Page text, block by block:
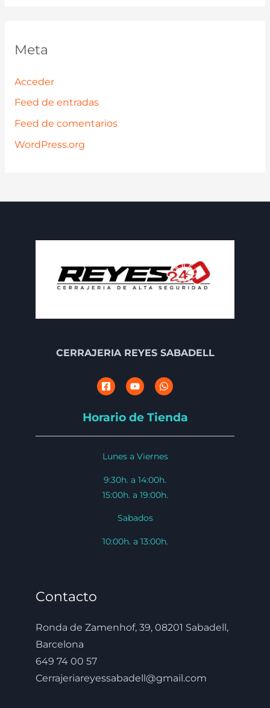
Meta
Acceder
Feed de entradas
Feed de comentarios
WordPress.org
CERRAJERIA REYES SABADELL
Horario de Tienda
Lunes a Viernes
9:30h. a 14:00h.
15:00h. a 19:00h.
Sabados
10:00h. a 13:00h.
Contacto
Ronda de Zamenhof, 39, 08201 Sabadell,
Barcelona
649 74 00 57
Cerrajeriareyessabadell@gmail.com